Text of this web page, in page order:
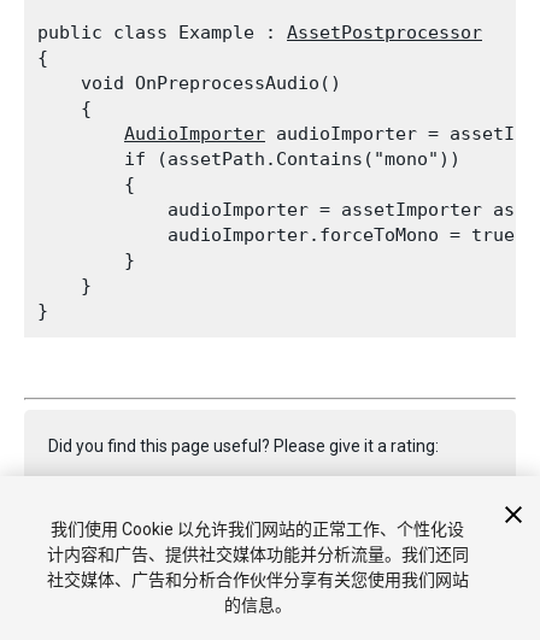
public class Example : AssetPostprocessor
{
    void OnPreprocessAudio()
    {
AudioImporter audioImporter =
        if (assetPath.Contains("mono"))
        {
            audioImporter = assetImporter as
            audioImporter.forceToMono = true;
        }
    }
Did you find this page useful? Please give it a rating:
Report a problem on this page
我们使用 Cookie 以允许我们网站的正常工作、个性化设
计内容和广告、提供社交媒体功能并分析流量。我们还同
社交媒体、广告和分析合作伙伴分享有关您使用我们网站
的信息。